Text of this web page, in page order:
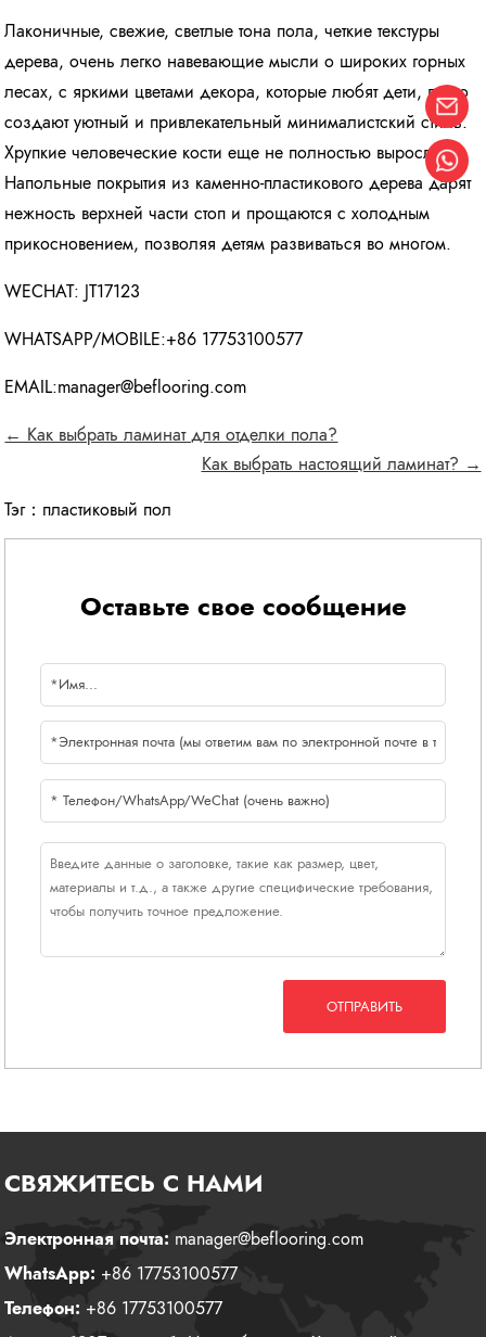
Лаконичные, свежие, светлые тона пола, четкие текстуры
дерева, очень легко навевающие мысли о широких горных
лесах, с яркими цветами декора, которые любят дети, легко
создают уютный и привлекательный минималистский стиль.
Хрупкие человеческие кости еще не полностью выросли.
Напольные покрытия из каменно-пластикового дерева дарят
нежность верхней части стоп и прощаются с холодным
прикосновением, позволяя детям развиваться во многом.
WECHAT: JT17123
WHATSAPP/MOBILE:+86 17753100577
EMAIL:manager@beflooring.com
← Как выбрать ламинат для отделки пола?
Как выбрать настоящий ламинат? →
Тэг： пластиковый пол
Оставьте свое сообщение
ОТПРАВИТЬ
СВЯЖИТЕСЬ С НАМИ
Электронная почта: manager@beflooring.com
WhatsApp: +86 17753100577
Телефон: +86 17753100577